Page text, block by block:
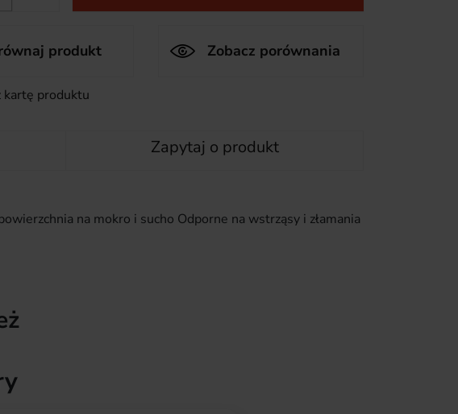
produkt Zobacz porównania
kartę produktu
Zapytaj o produkt
na mokro i sucho Odporne na wstrząsy i złamania